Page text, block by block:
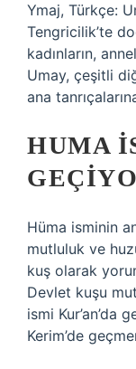
Ymaj, Türkçe:
Tengricilik’te
kadınların,
Umay, çeşitli
ana
HUMA
Hüma isminin
mutluluk ve
kuş olarak
Devlet kuşu
ismi Kur’an’da
Kerim’de